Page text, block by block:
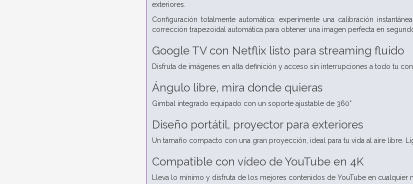
exteriores.
Configuración totalmente automática: experimente una calibración
corrección trapezoidal automática para obtener una imagen perfecta en
Google TV con Netflix listo para streaming fluido
Disfruta de imágenes en alta definición y acceso sin interrupciones a todo tu
Ángulo libre, mira donde quieras
Gimbal integrado equipado con un soporte ajustable de 360°
Diseño portátil, proyector para exteriores
Un tamaño compacto con una gran proyección, ideal para tu vida al aire libre.
Compatible con vídeo de YouTube en 4K
Lleva lo mínimo y disfruta de los mejores contenidos de YouTube en cualquier